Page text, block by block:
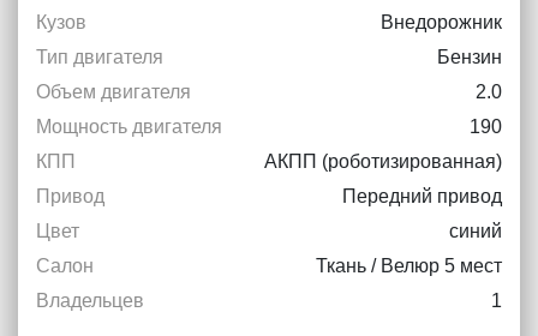
Кузов
Внедорожник
Тип двигателя
Бензин
Объем двигателя
2.0
Мощность двигателя
190
КПП
АКПП (роботизированная)
Привод
Передний привод
Цвет
синий
Салон
Ткань / Велюр 5 мест
Владельцев
1